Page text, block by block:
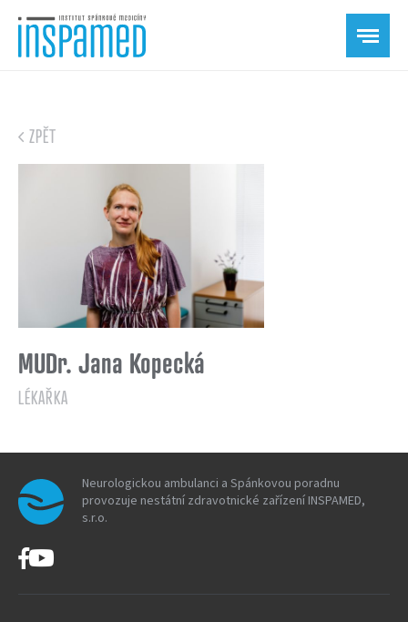
ZPĚT
MUDr. Jana Kopecká
LÉKAŘKA
Neurologickou ambulanci a Spánkovou poradnu
provozuje nestátní zdravotnické zařízení INSPAMED,
s.r.o.